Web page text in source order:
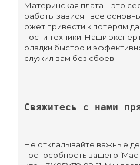
Материнская плата – это
работы зависят все
ожет привести к потерям
ности техники. Наши
оладки быстро и
служил вам без сбоев.
Свяжитесь с нами
Не откладывайте важные
тоспособность вашего